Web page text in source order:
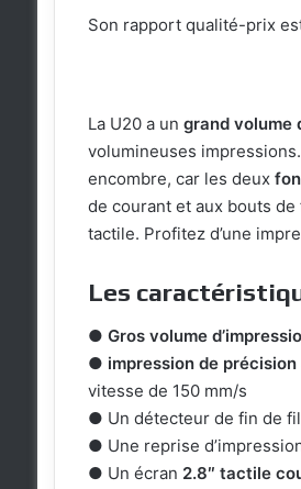
Son rapport qualité-prix
La U20 a un grand volume
volumineuses
encombre, car les deux
de courant et aux bouts
tactile. Profitez d’une
Les
● Gros volume
● impression de précision
vitesse de 150 mm/s
● Un détecteur de fin de
● Une reprise
● Un écran 2.8″ tactile